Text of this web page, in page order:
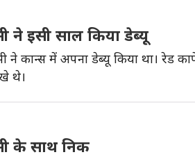
ने इसी साल किया डेब्यू
ने कान्स में अपना डेब्यू किया था। रेड
थे।
के साथ निक